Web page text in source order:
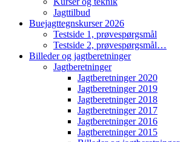
Jagttilbud
Buejagttegnskurser 2026
Testside 1, prøvespørgsmål
Testside 2, prøvespørgsmål…
Billeder og jagtberetninger
Jagtberetninger
Jagtberetninger 2020
Jagtberetninger 2019
Jagtberetninger 2018
Jagtberetninger 2017
Jagtberetninger 2016
Jagtberetninger 2015